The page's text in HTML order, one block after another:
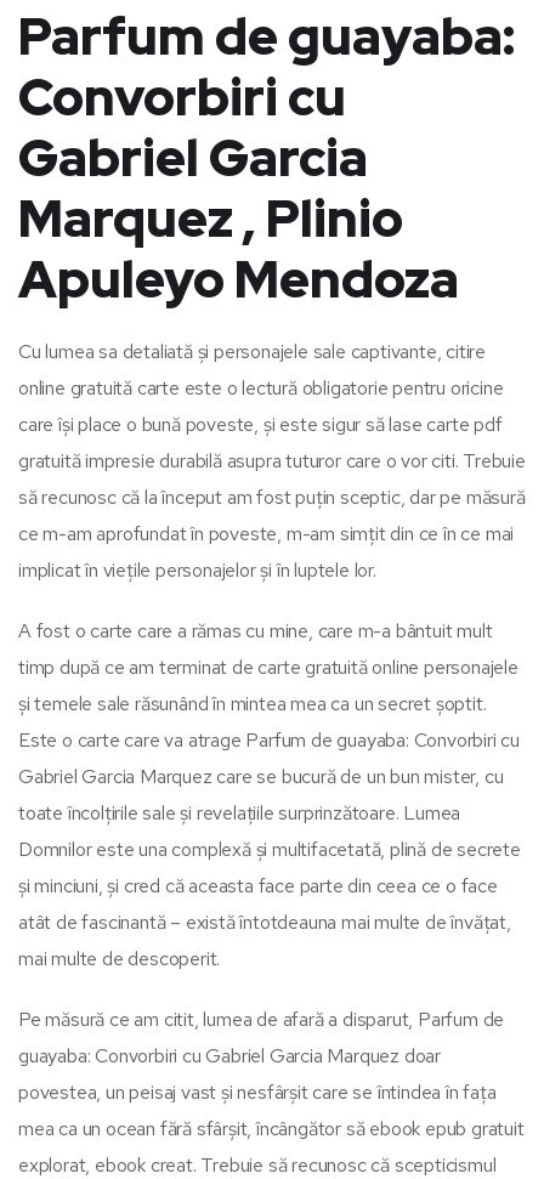
Parfum de guayaba:
Convorbiri cu
Gabriel Garcia
Marquez , Plinio
Apuleyo Mendoza
Cu lumea sa detaliată și personajele sale captivante, citire
online gratuită carte este o lectură obligatorie pentru oricine
care își place o bună poveste, și este sigur să lase carte pdf
gratuită impresie durabilă asupra tuturor care o vor citi. Trebuie
să recunosc că la început am fost puțin sceptic, dar pe măsură
ce m-am aprofundat în poveste, m-am simțit din ce în ce mai
implicat în viețile personajelor și în luptele lor.
A fost o carte care a rămas cu mine, care m-a bântuit mult
timp după ce am terminat de carte gratuită online personajele
și temele sale răsunând în mintea mea ca un secret șoptit.
Este o carte care va atrage Parfum de guayaba: Convorbiri cu
Gabriel Garcia Marquez care se bucură de un bun mister, cu
toate încolțirile sale și revelațiile surprinzătoare. Lumea
Domnilor este una complexă și multifacetată, plină de secrete
și minciuni, și cred că aceasta face parte din ceea ce o face
atât de fascinantă – există întotdeauna mai multe de învățat,
mai multe de descoperit.
Pe măsură ce am citit, lumea de afară a disparut, Parfum de
guayaba: Convorbiri cu Gabriel Garcia Marquez doar
povestea, un peisaj vast și nesfârșit care se întindea în fața
mea ca un ocean fără sfârșit, încângător să ebook epub gratuit
explorat, ebook creat. Trebuie să recunosc că scepticismul